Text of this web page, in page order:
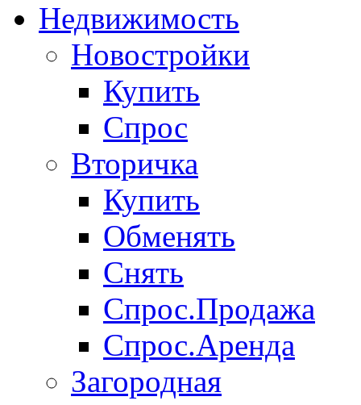
Недвижимость
Новостройки
Купить
Спрос
Вторичка
Купить
Обменять
Снять
Спрос.Продажа
Спрос.Аренда
Загородная